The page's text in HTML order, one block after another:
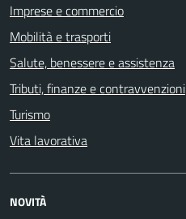
Imprese e commercio
Mobilità e trasporti
Salute, benessere e assistenza
Tributi, finanze e contravvenzioni
Turismo
Vita lavorativa
NOVITÀ